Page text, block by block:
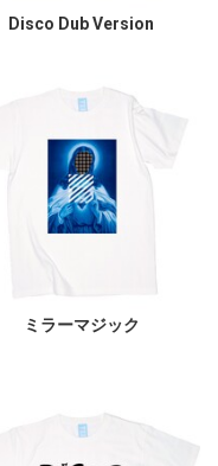
Disco Dub Version
ミラーマジック